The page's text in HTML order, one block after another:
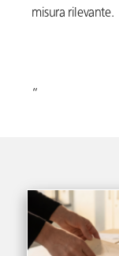
misura rilevante.
“